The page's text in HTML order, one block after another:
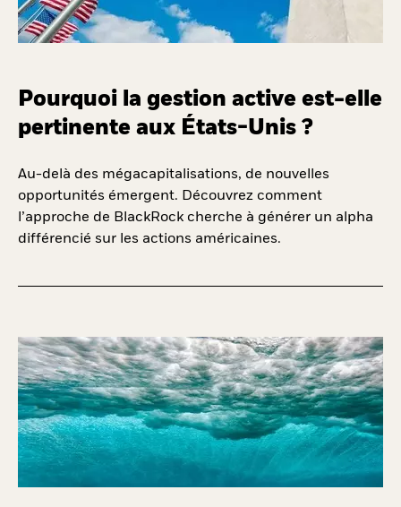
Pourquoi la gestion active est-elle
pertinente aux États-Unis ?
Au-delà des mégacapitalisations, de nouvelles
opportunités émergent. Découvrez comment
l’approche de BlackRock cherche à générer un alpha
différencié sur les actions américaines.